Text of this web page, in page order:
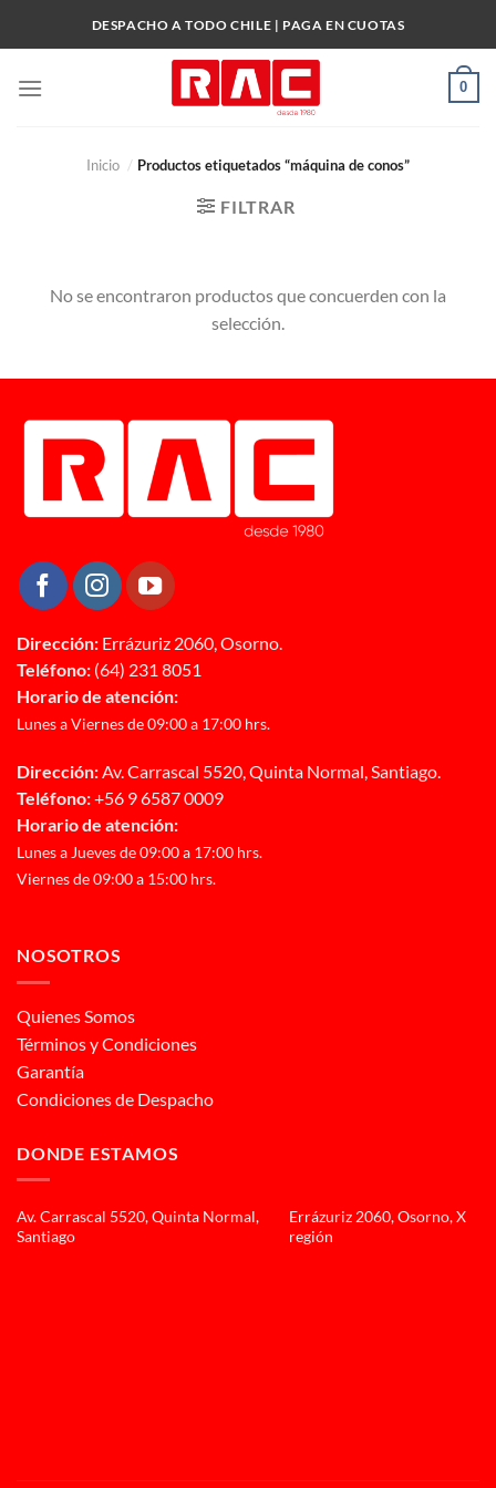
DESPACHO A TODO CHILE | PAGA EN CUOTAS
0
Inicio / Productos etiquetados “máquina de conos”
FILTRAR
No se encontraron productos que concuerden con la
selección.
Dirección: Errázuriz 2060, Osorno.
Teléfono: (64) 231 8051
Horario de atención:
Lunes a Viernes de 09:00 a 17:00 hrs.
Dirección:Av. Carrascal 5520, Quinta Normal, Santiago.
Teléfono:+56 9 6587 0009
Horario de atención:
Lunes a Jueves de 09:00 a 17:00 hrs.
Viernes de 09:00 a 15:00 hrs.
NOSOTROS
Quienes Somos
Términos y Condiciones
Garantía
Condiciones de Despacho
DONDE ESTAMOS
Av. Carrascal 5520, Quinta Normal,
Santiago
Errázuriz 2060, Osorno, X
región